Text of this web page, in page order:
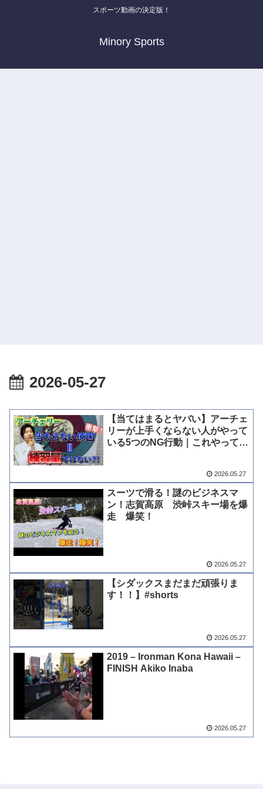
スポーツ動画の決定版！
Minory Sports
2026-05-27
【当てはまるとヤバい】アーチェ
リーが上手くならない人がやって
いる5つのNG行動｜これやってた
2026.05.27
スーツで滑る！謎のビジネスマ
ン！志賀高原 渋峠スキー場を爆
走 爆笑！
2026.05.27
【シダックスまだまだ頑張りま
す！！】#shorts
2026.05.27
2019 – Ironman Kona Hawaii –
FINISH Akiko Inaba
2026.05.27